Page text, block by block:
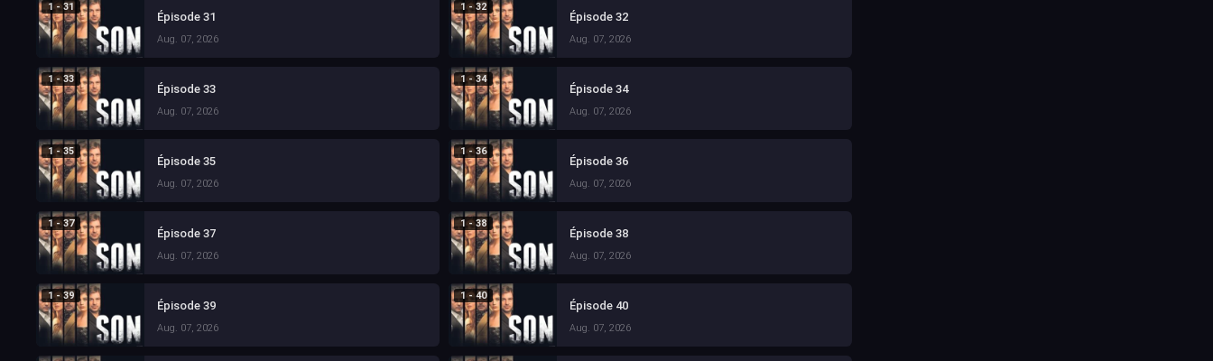
1 - 31
Épisode 31
Aug. 07, 2026
1 - 32
Épisode 32
Aug. 07, 2026
1 - 33
Épisode 33
Aug. 07, 2026
1 - 34
Épisode 34
Aug. 07, 2026
1 - 35
Épisode 35
Aug. 07, 2026
1 - 36
Épisode 36
Aug. 07, 2026
1 - 37
Épisode 37
Aug. 07, 2026
1 - 38
Épisode 38
Aug. 07, 2026
1 - 39
Épisode 39
Aug. 07, 2026
1 - 40
Épisode 40
Aug. 07, 2026